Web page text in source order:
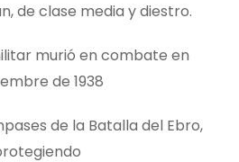
de clase media y diestro.
murió en combate en
de 1938
de la Batalla del Ebro,